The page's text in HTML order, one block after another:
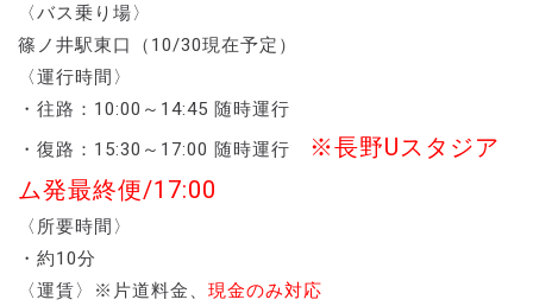
〈バス乗り場〉
篠ノ井駅東口（10/30現在予定）
〈運行時間〉
・往路：10:00～14:45 随時運行
・復路：15:30～17:00 随時運行
※長野Uスタジア
ム発最終便/17:00
〈所要時間〉
・約10分
〈運賃〉※片道料金、 現金のみ対応